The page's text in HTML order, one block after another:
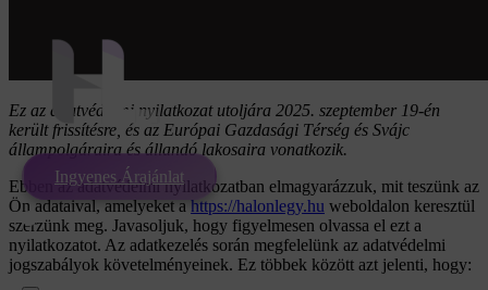
Ingyenes Árajánlat
Ez az adatvédelmi nyilatkozat utoljára 2025. szeptember 19-én
került frissítésre, és az Európai Gazdasági Térség és Svájc
állampolgáraira és állandó lakosaira vonatkozik.
Ebben az adatvédelmi nyilatkozatban elmagyarázzuk, mit teszünk az
Ön adataival, amelyeket ahttps://halonlegy.hu weboldalon keresztül
szerzünk meg. Javasoljuk, hogy figyelmesen olvassa el ezt a
nyilatkozatot. Az adatkezelés során megfelelünk az adatvédelmi
jogszabályok követelményeinek. Ez többek között azt jelenti, hogy: